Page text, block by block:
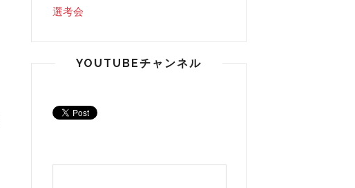
選考会
YOUTUBEチャンネル